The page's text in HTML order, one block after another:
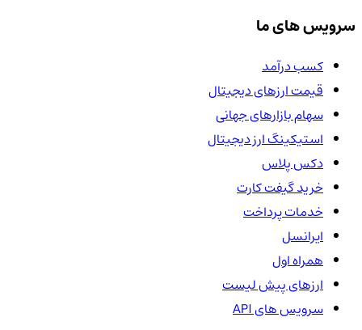
سرویس های ما
کسب درآمد
قیمت ارزهای دیجیتال
سهام بازارهای جهانی
استیکینگ ارز دیجیتال
دکس پلاس
خرید گیفت کارت
خدمات پرداخت
ایرانسل
همراه اول
ارزهای پیش لیست
سرویس های API